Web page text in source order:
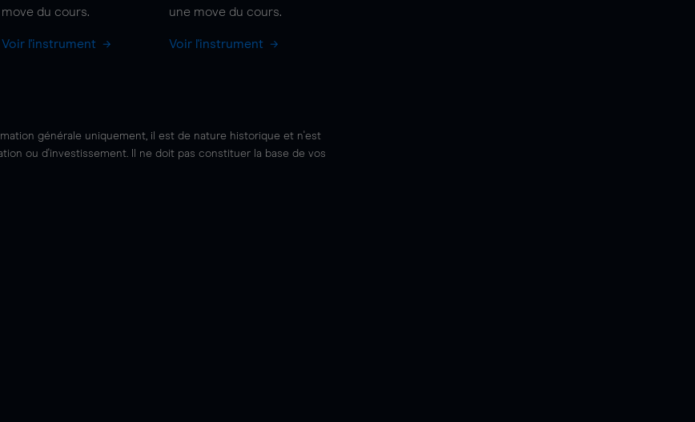
move du cours.
Voir l'instrument
une move du cours.
Voir l'instrument
générale uniquement, il est de nature historique et n'est
ou d'investissement. Il ne doit pas constituer la base de vos